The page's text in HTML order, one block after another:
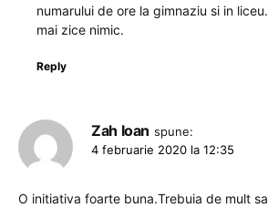
numarului de ore la gimnaziu si in
mai zice nimic.
Reply
Zah Ioan spune:
4 februarie 2020 la 12:35
O initiativa foarte buna.Trebuia de mult